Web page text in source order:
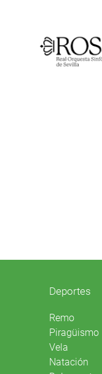
Deportes
Remo
Piragüismo
Vela
Natación